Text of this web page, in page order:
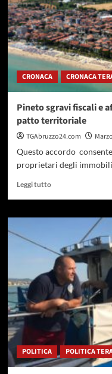
CRONACA CRONACA
Pineto sgravi fiscali e
patto territoriale
TGAbruzzo24.com
Questo accordo
proprietari degli immobili
Leggi tuttoLeggi
su
fiscali
e
affitti
calmierati:
sottoscritto
il
patto
territoriale
POLITICA POLITICA